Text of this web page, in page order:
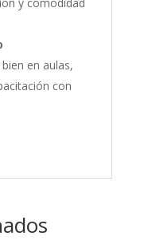
en aulas,
con